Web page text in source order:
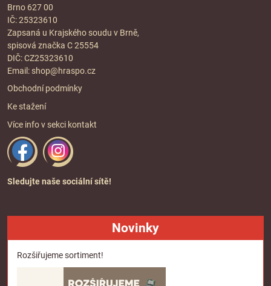
Brno 627 00
IČ: 25323610
Zapsaná u Krajského soudu v Brně,
spisová značka C 25554
DIČ: CZ25323610
Email: shop@hraspo.cz
Obchodní podmínky
Ke stažení
Více info v sekci kontakt
Sledujte naše sociální sítě!
Novinky
Rozšiřujeme sortiment!